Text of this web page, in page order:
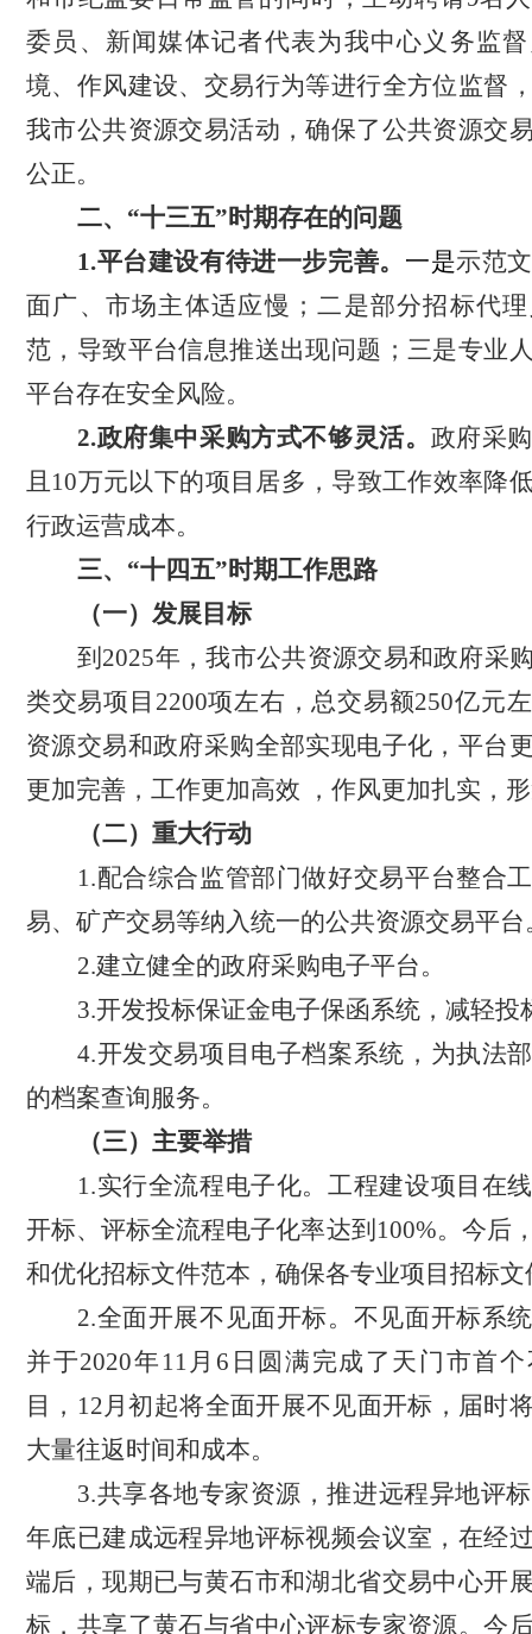
委员、新闻媒体记者代表为我中心义务监
境、作风建设、交易行为等进行全方位监督
我市公共资源交易活动，确保了公共资源交
公正。
二、 “十三五”时期存在的问题
1.平台建设有待进一步完善。 一是示范
面广、市场主体适应慢 ； 二是部分招标代
范，导致平台信息推送出现问题；三是专业
平台存在安全风险。
2.政府集中采购方式不够灵活。 政府采
且 10万元以下的项目居多，导致工作效率降
行政运营成本。
三、 “十四五”时期工作思路
（一）发展目标
到 2025年，我市公共资源交易和政府采
类交易项目 2200项左右 ，总交易额250亿元
资源交易和政府采购全部实现电子化，平台
更加完善，工作更加高效 ，作风更加扎实，
（二）重大行动
1.配合综合监管部门做好交易平台整合
易、矿产交易等纳入统一的公共资源交易平台
2.建立健全的政府采购电子平台。
3.开发投标保证金电子保函系统，减轻投
4.开发交易项目电子档案系统，为执法
的档案查询服务。
（三）主要举措
1.实行全流程电子化。工程建设项目在
开标、评标全流程电子化率达到100%。今后
和优化招标文件范本，确保各专业项目招标
2.全面开展不见面开标。不见面开标系
并于2020年11月6日圆满完成了天门市首
目，12月初起将全面开展不见面开标，届时
大量往返时间和成本。
3.共享各地专家资源，推进远程异地评
年底已建成远程异地评标视频会议室，在经
端后，现期已与黄石市和湖北省交易中心开
标，共享了黄石与省中心评标专家资源。今